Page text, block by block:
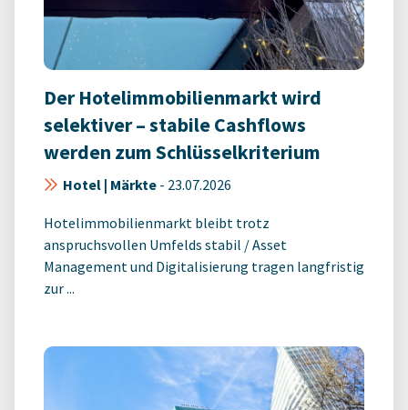
Der Hotelimmobilienmarkt wird
selektiver – stabile Cashflows
werden zum Schlüsselkriterium
Hotel | Märkte - 23.07.2026
Hotelimmobilienmarkt bleibt trotz
anspruchsvollen Umfelds stabil / Asset
Management und Digitalisierung tragen langfristig
zur ...